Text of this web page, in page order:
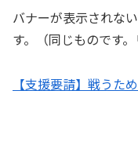
バナーが表示されない
す。（同じものです
【支援要請】戦うた